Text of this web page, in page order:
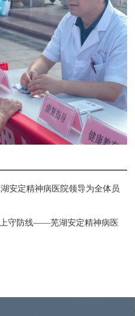
安定精神病医院领导为全体员
上守防线——芜湖安定精神病医